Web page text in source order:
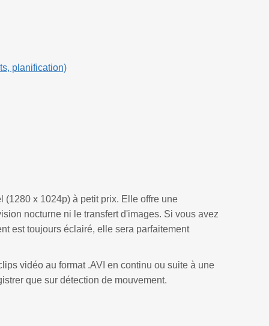
planification)
x 1024p) à petit prix. Elle offre une
nocturne ni le transfert d'images. Si vous avez
est toujours éclairé, elle sera parfaitement
vidéo au format .AVI en continu ou suite à une
que sur détection de mouvement.